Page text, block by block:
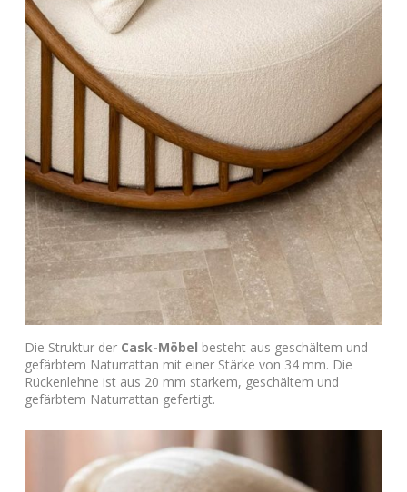
Die Struktur der Cask-Möbel besteht aus geschältem und
gefärbtem Naturrattan mit einer Stärke von 34 mm. Die
Rückenlehne ist aus 20 mm starkem, geschältem und
gefärbtem Naturrattan gefertigt.